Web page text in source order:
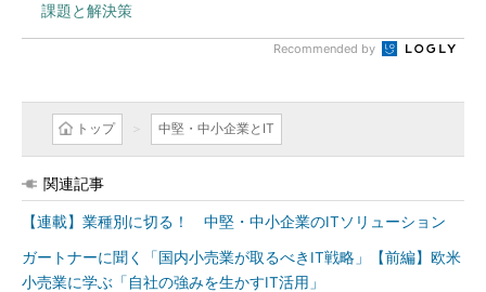
課題と解決策
Recommended by
トップ 中堅・中小企業とIT
関連記事
【連載】業種別に切る！ 中堅・中小企業のITソリューション
ガートナーに聞く「国内小売業が取るべきIT戦略」【前編】欧米
小売業に学ぶ「自社の強みを生かすIT活用」